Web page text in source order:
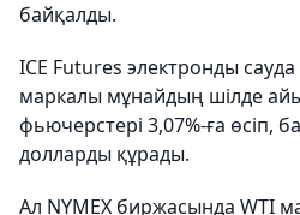
байқалды.
ICE Futures электронды
маркалы мұнайдың шілде
фьючерстері 3,07%-ға өсіп,
долларды құрады.
Ал NYMEX биржасында WTI